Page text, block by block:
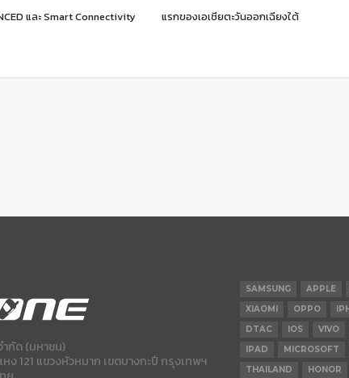
และ Smart Connectivity
แรกของเอเชียตะวันออกเฉียงใต้
กัด (มหาชน)
หง 121 แขวงหัวหมาก เขตบางกะปี กรุงเทพฯ
SAMSUNG APPLE
XIAOMI
OPPO
DTAC
IOS VIVO
IPAD
MICROSOFT
THAILAND
HONOR